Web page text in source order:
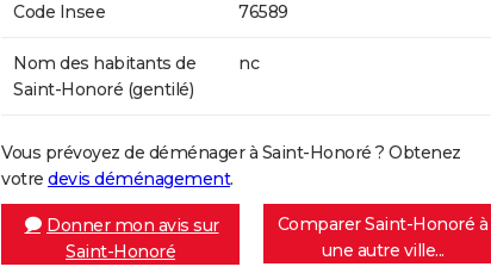
Code Insee 76589
Nom des habitants de
Saint-Honoré (gentilé)
nc
Vous prévoyez de déménager à Saint-Honoré ? Obtenez
votre devis déménagement.
Donner mon avis sur
Saint-Honoré
Comparer Saint-Honoré à
une autre ville...